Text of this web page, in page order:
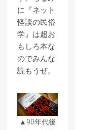
に『ネット
怪談の民俗
学』は超お
もしろ本な
のでみんな
読もうぜ。
▲90年代後